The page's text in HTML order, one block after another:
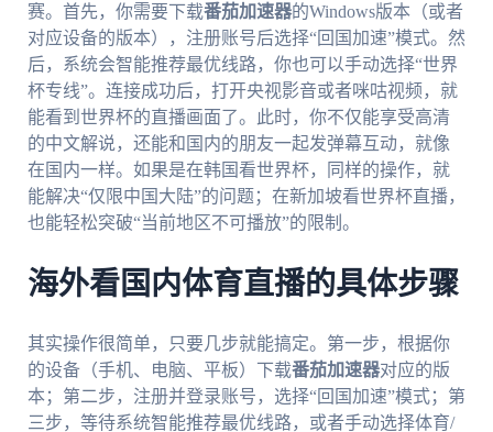
赛。首先，你需要下载番茄加速器的Windows版本（或者
对应设备的版本），注册账号后选择“回国加速”模式。然
后，系统会智能推荐最优线路，你也可以手动选择“世界
杯专线”。连接成功后，打开央视影音或者咪咕视频，就
能看到世界杯的直播画面了。此时，你不仅能享受高清
的中文解说，还能和国内的朋友一起发弹幕互动，就像
在国内一样。如果是在韩国看世界杯，同样的操作，就
能解决“仅限中国大陆”的问题；在新加坡看世界杯直播，
也能轻松突破“当前地区不可播放”的限制。
海外看国内体育直播的具体步骤
其实操作很简单，只要几步就能搞定。第一步，根据你
的设备（手机、电脑、平板）下载番茄加速器对应的版
本；第二步，注册并登录账号，选择“回国加速”模式；第
三步，等待系统智能推荐最优线路，或者手动选择体育/